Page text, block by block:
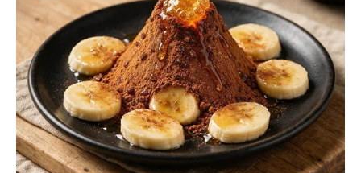
može smanjiti potencijalno psihološko opterećenje koje
može nastati iz konstantnog suočavanja sa slikama
voljenih koji su otišli. Na primjer, neki ljudi odlučuju da u
posebne kutije smjeste slike preminulih, gdje ih mogu
pogledati kada osjete potrebu, ali ne i kada su u
svakodnevnoj rutini.
Pristup Zdravom Gledanju na Uspomene